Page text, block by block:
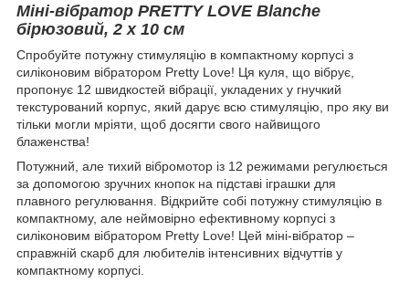
Міні-вібратор PRETTY LOVE Blanche
бірюзовий, 2 х 10 см
Спробуйте потужну стимуляцію в компактному корпусі з
силіконовим вібратором Pretty Love! Ця куля, що вібрує,
пропонує 12 швидкостей вібрації, укладених у гнучкий
текстурований корпус, який дарує всю стимуляцію, про яку ви
тільки могли мріяти, щоб досягти свого найвищого
блаженства!
Потужний, але тихий вібромотор із 12 режимами регулюється
за допомогою зручних кнопок на підставі іграшки для
плавного регулювання. Відкрийте собі потужну стимуляцію в
компактному, але неймовірно ефективному корпусі з
силіконовим вібратором Pretty Love! Цей міні-вібратор –
справжній скарб для любителів інтенсивних відчуттів у
компактному корпусі.